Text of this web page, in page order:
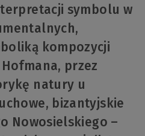
symbolu w
kompozycji
przez
natury u
bizantyjskie
Nowosielskiego –